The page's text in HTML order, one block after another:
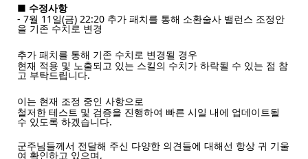
■ 수정사항
- 7월 11일(금) 22:20 추가 패치를 통해 소환술사 밸런스 조정안
을 기존 수치로 변경
추가 패치를 통해 기존 수치로 변경될 경우
현재 적용 및 노출되고 있는 스킬의 수치가 하락될 수 있는 점 참
고 부탁드립니다.
이는 현재 조정 중인 사항으로
철저한 테스트 및 검증을 진행하여 빠른 시일 내에 업데이트될
수 있도록 하겠습니다.
군주님들께서 전달해 주신 다양한 의견들에 대해선 항상 귀 기울
여 확인하고 있으며,